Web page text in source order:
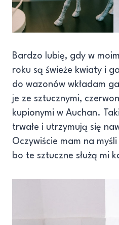
Bardzo lubię, gdy w
roku są świeże kwiaty i
do wazonów wkładam
je ze sztucznymi,
kupionymi w Auchan.
trwałe i utrzymują się
Oczywiście mam na myśli
bo te sztuczne służą mi